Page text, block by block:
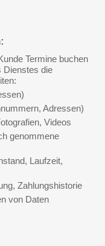
Termine buchen
Dienstes die
Adressen)
Videos
genommene
Laufzeit,
Zahlungshistorie
von Daten